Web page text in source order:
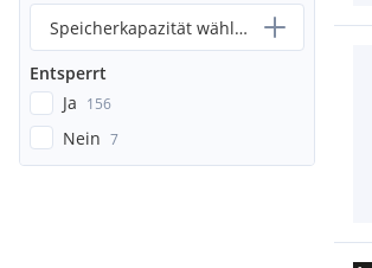
Speicherkapazität wählen...
Entsperrt
Ja 156
Nein 7